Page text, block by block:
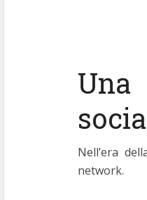
Nell’era
network.